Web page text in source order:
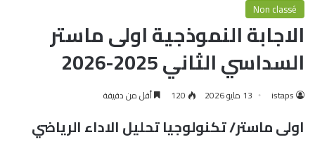
Non classé
الاجابة النموذجية اولى ماستر
السداسي الثاني 2025-2026
istaps 13 مايو 2026 120 أقل من دقيقة
اولى ماستر/ تكنولوجيا تحليل الاداء الرياضي